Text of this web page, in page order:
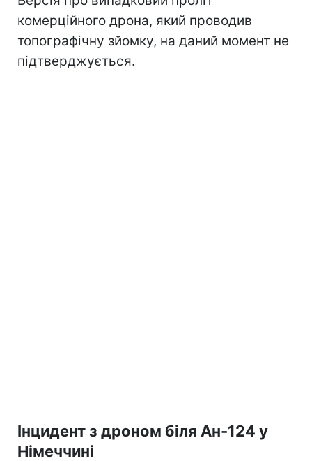
комерційного дрона, який проводив
топографічну зйомку, на даний момент не
підтверджується.
Інцидент з дроном біля Ан-124 у
Німеччині